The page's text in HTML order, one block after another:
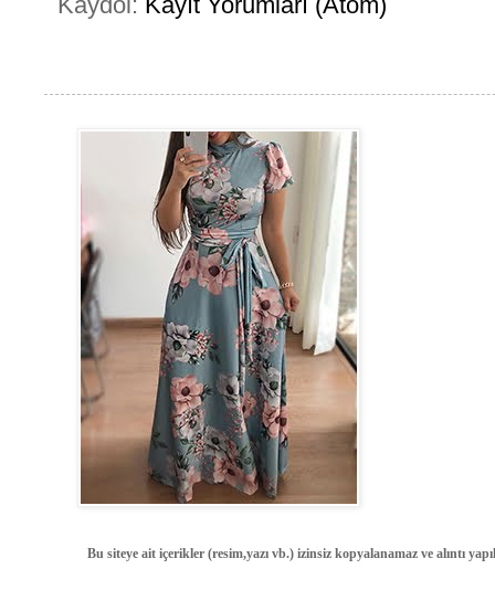
Bu siteye ait içerikler (resim,yazı vb.) izinsiz kopyalanamaz ve alıntı